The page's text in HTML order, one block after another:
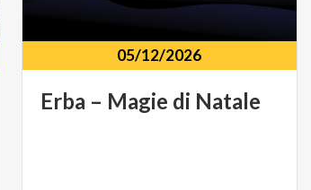
05/12/2026
Erba – Magie di Natale